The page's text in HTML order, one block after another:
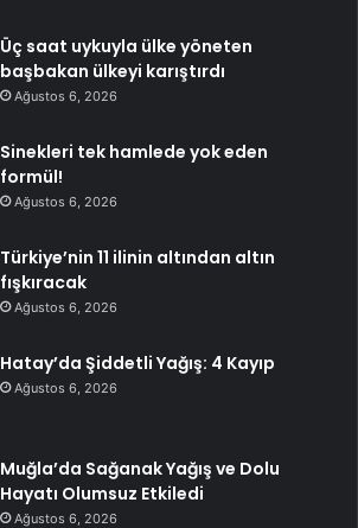
Üç saat uykuyla ülke yöneten
başbakan ülkeyi karıştırdı
Ağustos 6, 2026
Sinekleri tek hamlede yok eden
formül!
Ağustos 6, 2026
Türkiye’nin 11 ilinin altından altın
fışkıracak
Ağustos 6, 2026
Hatay’da Şiddetli Yağış: 4 Kayıp
Ağustos 6, 2026
Muğla’da Sağanak Yağış ve Dolu
Hayatı Olumsuz Etkiledi
Ağustos 6, 2026